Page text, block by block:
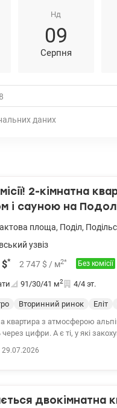
Нд
09
Серпня
даних
2-кімнатна
і сауною на
площа, Поділ,
узвіз
$* 2 747 $ / м2* Без комісії
91/30/41 м2 4/4 эт.
Вторинний ринок Еліт
квартира з атмосферою
цифри. А є ті, у які
історією та особливою
двокімнатна